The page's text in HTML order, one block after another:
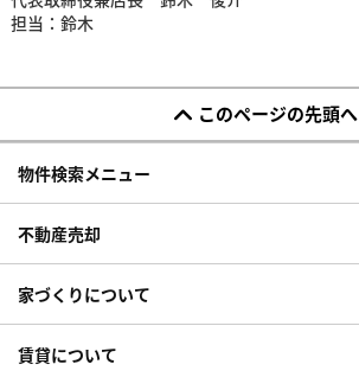
担当：鈴木
このページの先頭へ
物件検索メニュー
不動産売却
家づくりについて
賃貸について